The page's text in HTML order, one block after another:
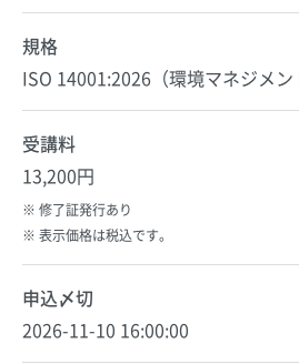
規格
ISO 14001:2026（環境マネジメン
受講料
13,200円
修了証発行あり
表示価格は税込です。
申込〆切
2026-11-10 16:00:00